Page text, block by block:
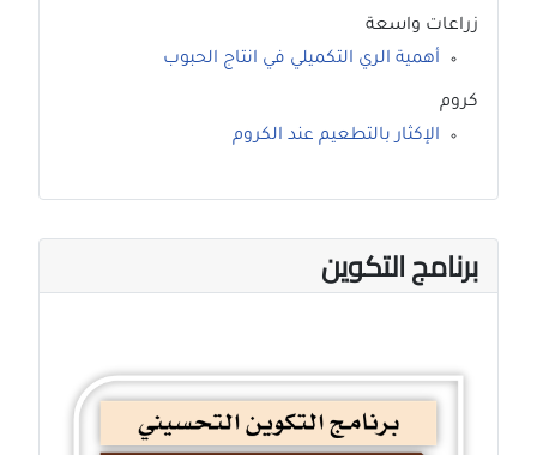
زراعات واسعة
أهمية الري التكميلي في انتاج الحبوب
كروم
الإكثار بالتطعيم عند الكروم
برنامج التكوين